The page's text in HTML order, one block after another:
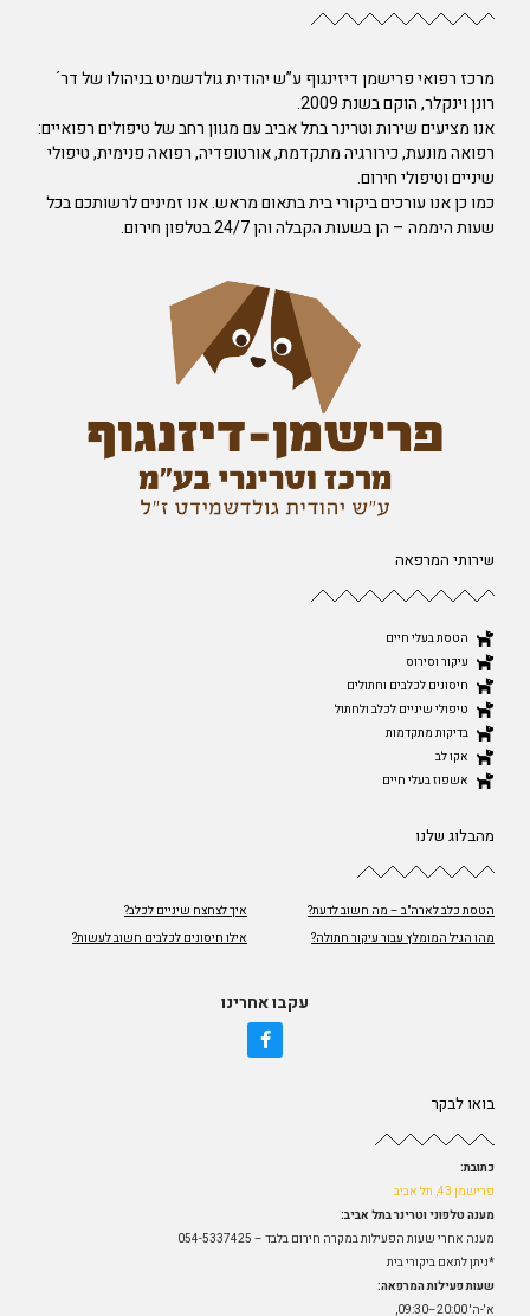
מרכז רפואי פרישמן דיזינגוף ע”ש יהודית גולדשמיט בניהולו של דר´
רונן וינקלר, הוקם בשנת 2009.
אנו מציעים שירות וטרינר בתל אביב עם מגוון רחב של טיפולים רפואיים:
רפואה מונעת, כירורגיה מתקדמת, אורטופדיה, רפואה פנימית, טיפולי
שיניים וטיפולי חירום.
כמו כן אנו עורכים ביקורי בית בתאום מראש. אנו זמינים לרשותכם בכל
שעות היממה – הן בשעות הקבלה והן 24/7 בטלפון חירום.
שירותי המרפאה
הטסת בעלי חיים
עיקור וסירוס
חיסונים לכלבים וחתולים
טיפולי שיניים לכלב ולחתול
בדיקות מתקדמות
אקו לב
אשפוז בעלי חיים
מהבלוג שלנו
הטסת כלב לארה"ב – מה חשוב לדעת?
איך לצחצח שיניים לכלב?
מהו הגיל המומלץ עבור עיקור חתולה?
אילו חיסונים לכלבים חשוב לעשות?
עקבו אחרינו
בואו לבקר
כתובת:
פרישמן 43, תל אביב
מענה טלפוני וטרינר בתל אביב:
מענה אחרי שעות הפעילות במקרה חירום בלבד – 054-5337425
*ניתן לתאם ביקורי בית
שעות פעילות המרפאה:
א'-ה' 20:00–09:30,